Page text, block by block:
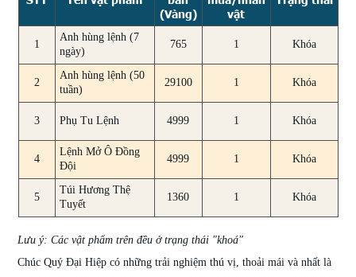
(Vàng)
vật
1
Anh hùng lệnh (7
ngày)
765 1 Khóa
2
Anh hùng lệnh (50
tuần)
29100 1 Khóa
3 Phụ Tu Lệnh 4999 1 Khóa
4
Lệnh Mở Ô Đồng
Đội
4999 1 Khóa
5
Túi Hương Thệ
Tuyết
1360 1 Khóa
Lưu ý: Các vật phẩm trên đều ở trạng thái "khoá"
Chúc Quý Đại Hiệp có những trải nghiệm thú vị, thoải mái và nhất là